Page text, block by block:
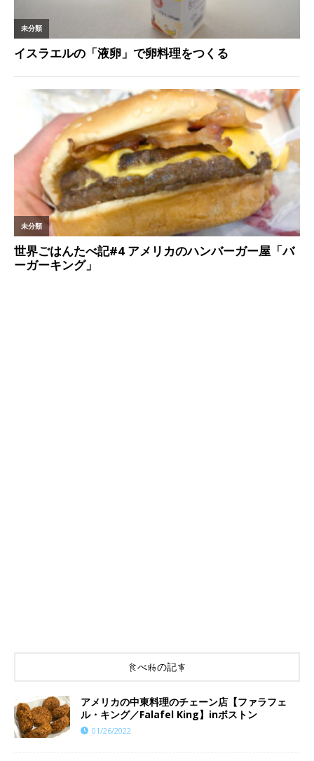
食べ物の記事
アメリカの中東料理のチェーン店【ファラフェ
ル・キング／Falafel King】inボストン
01/26/2022